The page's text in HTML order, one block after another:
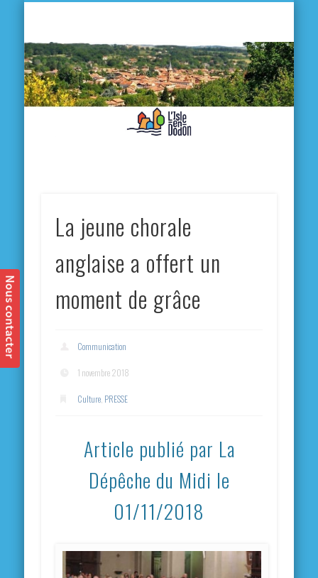
La jeune chorale
anglaise a offert un
moment de grâce
Communication
1 novembre 2018
Culture PRESSE
Article publié par La
Dépêche du Midi le
01/11/2018